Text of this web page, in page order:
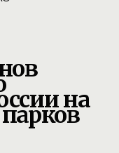
на